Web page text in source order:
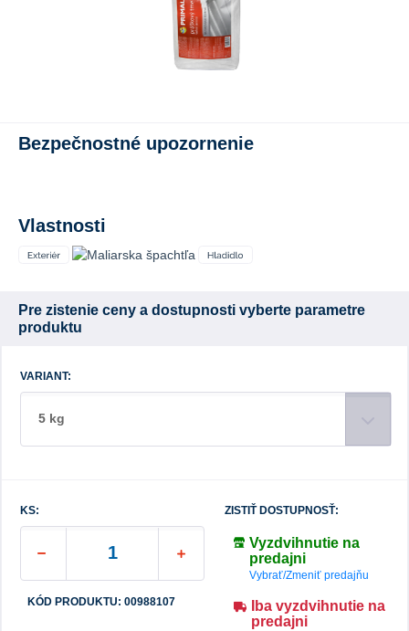
Bezpečnostné upozornenie
Vlastnosti
Pre zistenie ceny a dostupnosti vyberte parametre
produktu
VARIANT:
5 kg
KS:
KÓD PRODUKTU: 00988107
ZISTIŤ DOSTUPNOSŤ:
Vyzdvihnutie na
predajni
Vybrať/Zmeniť predajňu
Iba vyzdvihnutie na
predajni